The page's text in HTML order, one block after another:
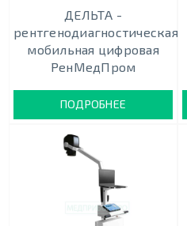
ДЕЛЬТА -
рентгенодиагностическая
мобильная цифровая
РенМедПром
ПОДРОБНЕЕ